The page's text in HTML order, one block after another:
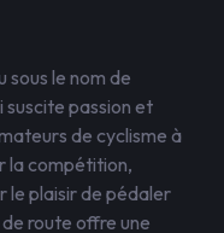
sous le nom de
suscite passion et
de cyclisme à
la compétition,
le plaisir de pédaler
route offre une